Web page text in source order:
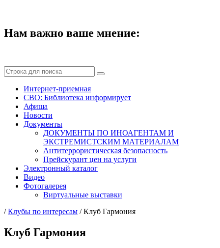
Нам важно ваше мнение:
Интернет-приемная
СВО: Библиотека информирует
Афиша
Новости
Документы
ДОКУМЕНТЫ ПО ИНОАГЕНТАМ И
ЭКСТРЕМИСТСКИМ МАТЕРИАЛАМ
Антитеррористическая безопасность
Прейскурант цен на услуги
Электронный каталог
Видео
Фотогалерея
Виртуальные выставки
/Клубы по интересам /Клуб Гармония
Клуб Гармония